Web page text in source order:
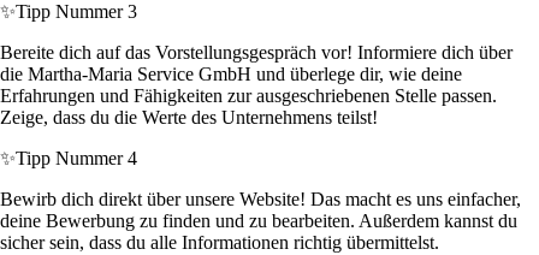
✨Tipp Nummer 3
Bereite dich auf das Vorstellungsgespräch vor! Informiere dich über
die Martha-Maria Service GmbH und überlege dir, wie deine
Erfahrungen und Fähigkeiten zur ausgeschriebenen Stelle passen.
Zeige, dass du die Werte des Unternehmens teilst!
✨Tipp Nummer 4
Bewirb dich direkt über unsere Website! Das macht es uns einfacher,
deine Bewerbung zu finden und zu bearbeiten. Außerdem kannst du
sicher sein, dass du alle Informationen richtig übermittelst.